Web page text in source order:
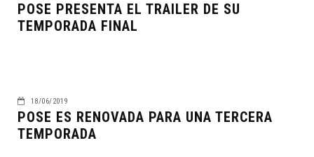
POSE PRESENTA EL TRAILER DE SU
TEMPORADA FINAL
18/06/2019
POSE ES RENOVADA PARA UNA TERCERA
TEMPORADA